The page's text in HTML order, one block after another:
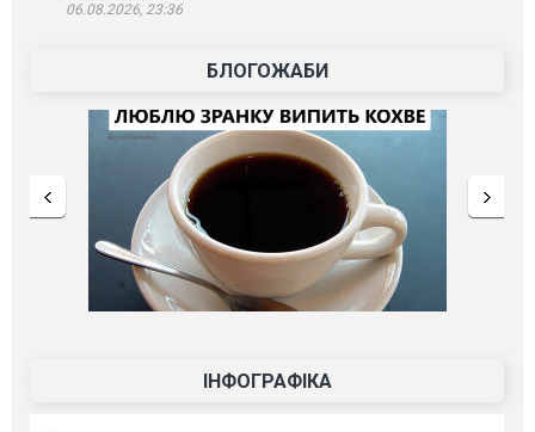
06.08.2026, 23:36
БЛОГОЖАБИ
ІНФОГРАФІКА